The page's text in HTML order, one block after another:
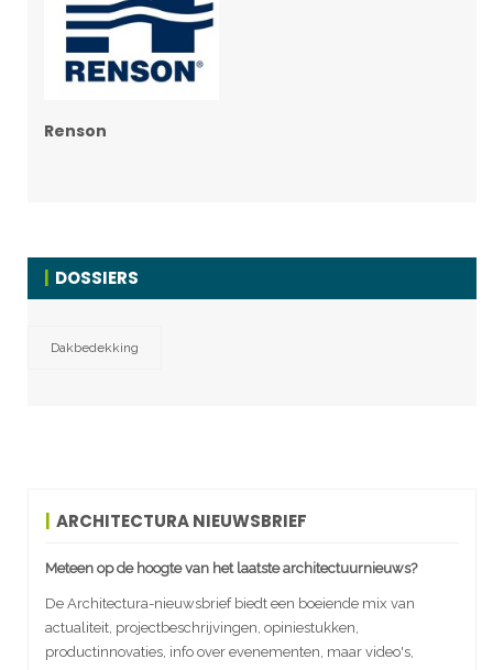
Renson
DOSSIERS
Dakbedekking
ARCHITECTURA NIEUWSBRIEF
Meteen op de hoogte van het laatste architectuurnieuws?
De Architectura-nieuwsbrief biedt een boeiende mix van
actualiteit, projectbeschrijvingen, opiniestukken,
productinnovaties, info over evenementen, maar video's,